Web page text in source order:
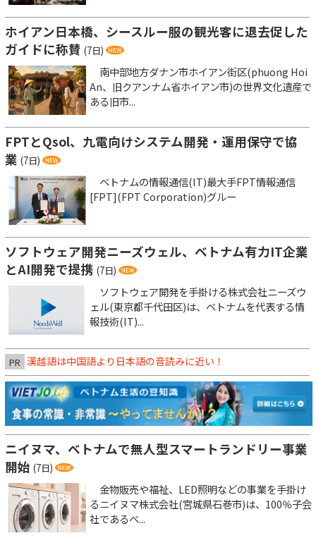
ホイアン日本橋、シースルー服の観光客に退去促した
ガイドに称賛 (7日)
南中部地方ダナン市ホイアン街区(phuong Hoi
An、旧クアンナム省ホイアン市)の世界文化遺産で
ある旧市...
FPTとQsol、九電向けシステム開発・運用保守で協
業 (7日)
ベトナムの情報通信(IT)最大手FPT情報通信
[FPT](FPT Corporation)グルー
ソフトウェア開発ニーズウェル、ベトナム有力IT企業
とAI開発で提携 (7日)
ソフトウェア開発を手掛ける株式会社ニーズウ
ェル(東京都千代田区)は、ベトナムを代表する情
報技術(IT)...
PR 漢越語は中国語より日本語の音読みに近い！
ニイヌマ、ベトナムで無人型スマートランドリー事業
開始 (7日)
金物販売や福祉、LED照明などの事業を手掛け
るニイヌマ株式会社(宮城県石巻市)は、100％子会
社であるベ...